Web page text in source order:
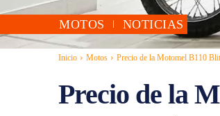
MOTOS NOTICIAS
Inicio Motos Precio de la Motomel B110
Precio de la